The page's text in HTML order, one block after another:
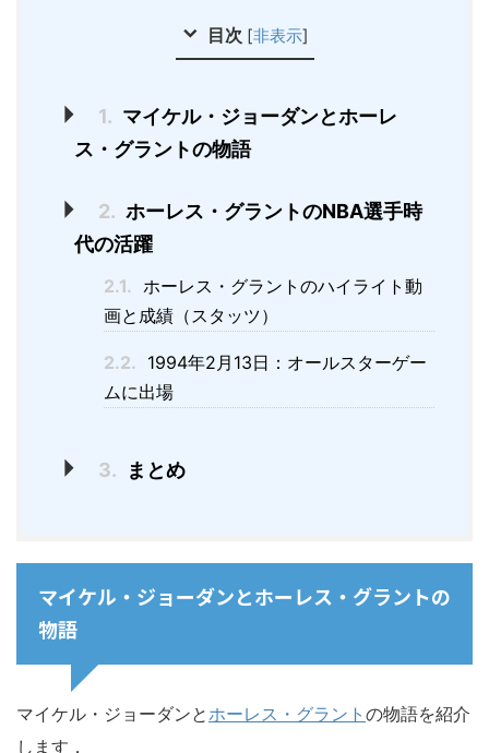
目次 [非表示]
1. マイケル・ジョーダンとホーレ
ス・グラントの物語
2. ホーレス・グラントのNBA選手時
代の活躍
2.1. ホーレス・グラントのハイライト動
画と成績（スタッツ）
2.2. 1994年2月13日：オールスターゲー
ムに出場
3. まとめ
マイケル・ジョーダンとホーレス・グラントの
物語
マイケル・ジョーダンとホーレス・グラント の物語を紹介
します．